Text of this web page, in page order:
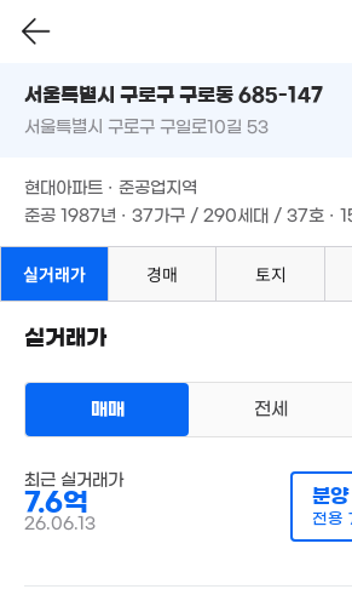
103m²
매매 7억
92m²/전
계약일 '26. 06
106m²
필터 매물 탐색
서울시 구로구 구로동 685-147
준공 1987년 · 37가구 / 290세대 / 37호 · 15F/B1
서울특별시 구로구 구로동 685-147
서울특별시 구로구 구일로10길 53
현대아파트 · 준공업지역
준공 1987년 · 37가구 / 290세대 / 37호 ·
실거래가 경매 토지
실거래가
매매 전세
최근 실거래가
7.6억
26.06.13
분양
전용